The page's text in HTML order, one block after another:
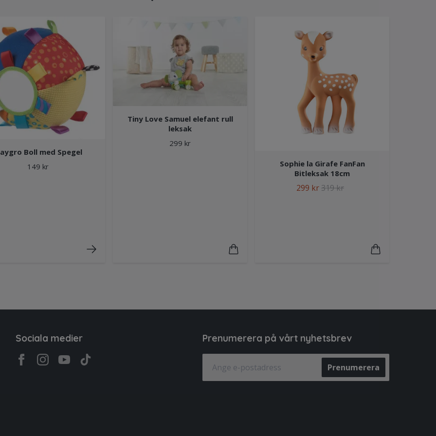
Boll med Spegel
149 kr
Tiny Love Samuel elefant rull
leksak
299 kr
Sophie la Girafe FanFan
Bitleksak 18cm
299 kr319 kr
Sociala medier Prenumerera på vårt nyhetsbrev
Prenumerera